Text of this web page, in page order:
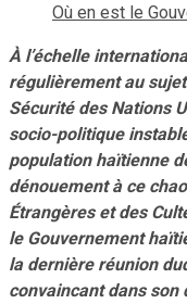
Où en est le
À l’échelle
régulièrement au
Sécurité des Nations
socio-politique
population haïtienne
dénouement à ce
Étrangères et des
le Gouvernement
la dernière réunion
convaincant dans son